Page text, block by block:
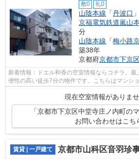
敷0 礼0
山陰本線 「丹波口
京福電気鉄道嵐山
分
山陰本線 「梅小路
築38年
京都府京都市下京
新着情報：ドエル和香の空室情報ならコチラ。最
便性の高い徒歩7分の物件です。こちらはマンシ
現在空室情報がありませ
「京都市下京区中堂寺庄ノ内町の
お問い合わせはこち
賃貸 | 一戸建て 京都市山科区音羽珍